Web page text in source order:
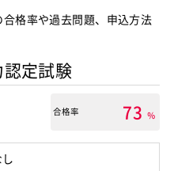
格率や過去問題、申込方法
定試験
合格率 73 ％